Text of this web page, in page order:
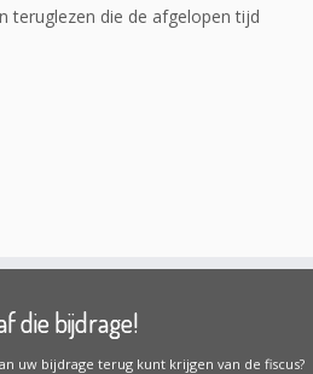
teruglezen die de afgelopen tijd
die bijdrage!
uw bijdrage terug kunt krijgen van de fiscus?